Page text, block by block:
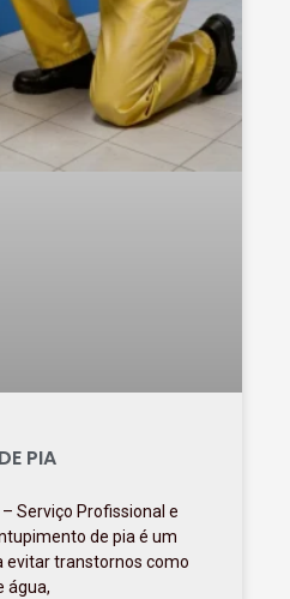
PIA
Serviço Profissional e
de pia é um
evitar transtornos como
água,